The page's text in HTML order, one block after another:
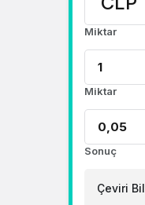
1 RUB
1 CNY
Miktar
Miktar
Sonuç
Çeviri